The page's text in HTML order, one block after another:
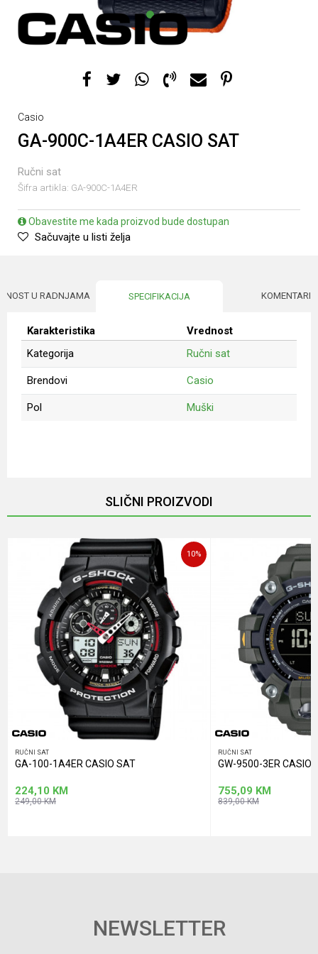
1 2
Casio
GA-900C-1A4ER CASIO SAT
Ručni sat
Šifra artikla: GA-900C-1A4ER
Obavestite me kada proizvod bude dostupan
Sačuvajte u listi želja
U RADNJAMA SPECIFIKACIJA KOMENTARI
Karakteristika
Vrednost
Kategorija
Ručni sat
Brendovi Casio
Pol Muški
POŠALJI
SLIČNI PROIZVODI
10%
RUČNI SAT
GA-100-1A4ER CASIO SAT
224,10 KM
249,00KM
RUČNI SAT
GW-9500-3ER CASIO
755,09 KM
839,00KM
NEWSLETTER